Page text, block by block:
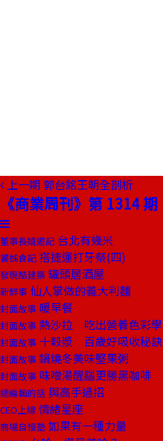
上一期 郭台銘王朝全剖析
《商業周刊》第 1314 期
董事長嬉遊記 台北有幾米
饕姊食記 搭捷運打牙祭(四)
發現酷建築 罐頭居酒屋
新鮮事 仙人掌做的義大利麵
封面故事 暖早餐
封面故事 熱沙拉 吃出營養色彩學
封面故事 十穀漿 百歲好吸收秘訣
封面故事 鍋燒冬美味堅果粥
封面故事 味噌湯醒腦更勝黑咖啡
總編輯的話 與高手過招
CEO上線 情緒星座
商場自慢塾 如果有一種力量